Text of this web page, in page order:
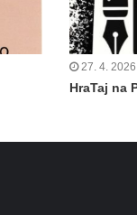
27. 4. 2026
HraTaj na